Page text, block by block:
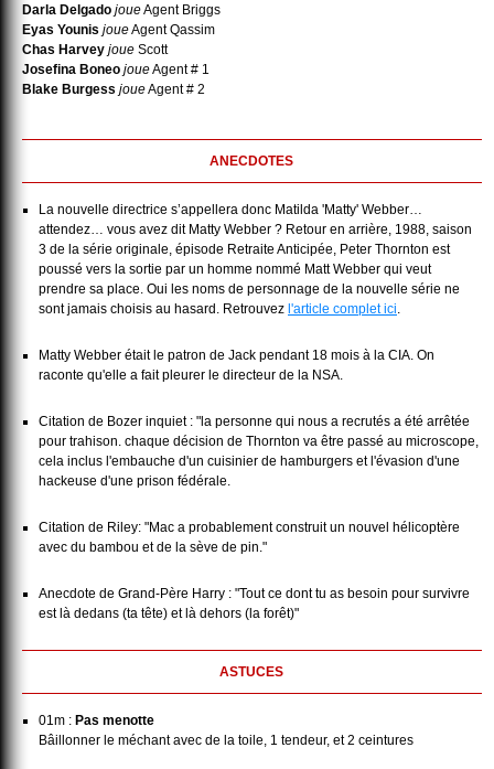
Darla Delgado joueAgent Briggs
Eyas Younis joueAgent Qassim
Chas Harvey joue Scott
Josefina Boneo joueAgent # 1
Blake Burgess joueAgent # 2
ANECDOTES
La nouvelle directrice s’appellera donc Matilda 'Matty' Webber…
attendez… vous avez dit Matty Webber ? Retour en arrière, 1988, saison
3 de la série originale, épisode Retraite Anticipée, Peter Thornton est
poussé vers la sortie par un homme nommé Matt Webber qui veut
prendre sa place. Oui les noms de personnage de la nouvelle série ne
sont jamais choisis au hasard. Retrouvez l'article complet ici.
Matty Webber était le patron de Jack pendant 18 mois à la CIA. On
raconte qu'elle a fait pleurer le directeur de la NSA.
Citation de Bozer inquiet : "la personne qui nous a recrutés a été arrêtée
pour trahison. chaque décision de Thornton va être passé au microscope,
cela inclus l'embauche d'un cuisinier de hamburgers et l'évasion d'une
hackeuse d'une prison fédérale.
Citation de Riley: "Mac a probablement construit un nouvel hélicoptère
avec du bambou et de la sève de pin."
Anecdote de Grand-Père Harry : "Tout ce dont tu as besoin pour survivre
est là dedans (ta tête) et là dehors (la forêt)"
ASTUCES
01m : Pas menotte
Bâillonner le méchant avec de la toile, 1 tendeur, et 2 ceintures